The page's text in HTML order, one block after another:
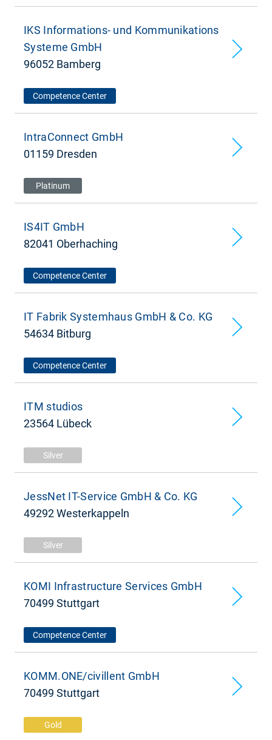
IKS Informations- und Kommunikations
Systeme GmbH
96052 Bamberg
Competence Center
IntraConnect GmbH
01159 Dresden
Platinum
IS4IT GmbH
82041 Oberhaching
Competence Center
IT Fabrik Systemhaus GmbH & Co. KG
54634 Bitburg
Competence Center
ITM studios
23564 Lübeck
Silver
JessNet IT-Service GmbH & Co. KG
49292 Westerkappeln
Silver
KOMI Infrastructure Services GmbH
70499 Stuttgart
Competence Center
KOMM.ONE/civillent GmbH
70499 Stuttgart
Gold